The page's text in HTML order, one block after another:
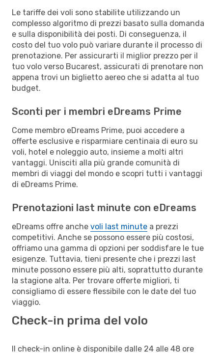
Le tariffe dei voli sono stabilite utilizzando un
complesso algoritmo di prezzi basato sulla domanda
e sulla disponibilità dei posti. Di conseguenza, il
costo del tuo volo può variare durante il processo di
prenotazione. Per assicurarti il miglior prezzo per il
tuo volo verso Bucarest, assicurati di prenotare non
appena trovi un biglietto aereo che si adatta al tuo
budget.
Sconti per i membri eDreams Prime
Come membro eDreams Prime, puoi accedere a
offerte esclusive e risparmiare centinaia di euro su
voli, hotel e noleggio auto, insieme a molti altri
vantaggi. Unisciti alla più grande comunità di
membri di viaggi del mondo e scopri tutti i vantaggi
di eDreams Prime.
Prenotazioni last minute con eDreams
eDreams offre anche voli last minute a prezzi
competitivi. Anche se possono essere più costosi,
offriamo una gamma di opzioni per soddisfare le tue
esigenze. Tuttavia, tieni presente che i prezzi last
minute possono essere più alti, soprattutto durante
la stagione alta. Per trovare offerte migliori, ti
consigliamo di essere flessibile con le date del tuo
viaggio.
Check-in prima del volo
Il check-in online è disponibile dalle 24 alle 48 ore